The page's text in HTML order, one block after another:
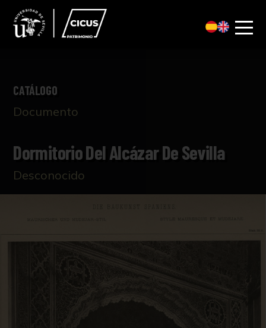
CATÁLOGO
Documento
Dormitorio Del Alcázar De Sevilla
Desconocido